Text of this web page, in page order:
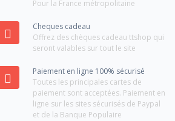
Pour la France métropolitaine
Cheques cadeau
Offrez des chèques cadeau ttshop qui
seront valables sur tout le site
Paiement en ligne 100% sécurisé
Toutes les principales cartes de
paiement sont acceptées. Paiement en
ligne sur les sites sécurisés de Paypal
et de la Banque Populaire